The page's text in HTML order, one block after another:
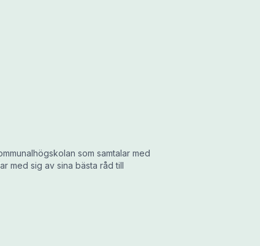
som samtalar med
med sig av sina bästa råd till